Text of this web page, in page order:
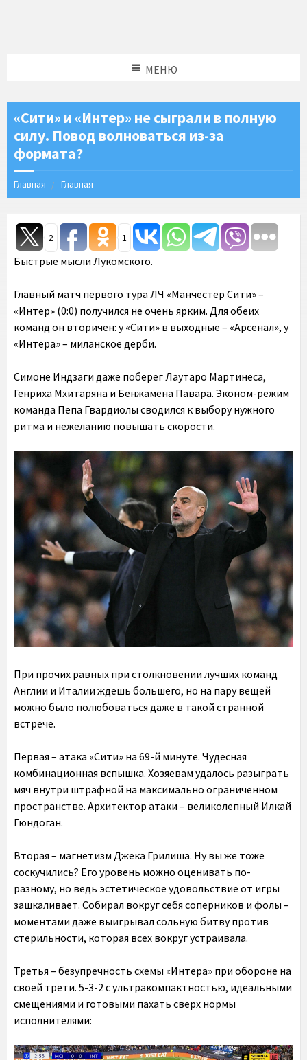
МЕНЮ
«Сити» и «Интер» не сыграли в полную
силу. Повод волноваться из-за
формата?
Главная Главная
2 1
Быстрые мысли Лукомского.
Главный матч первого тура ЛЧ «Манчестер Сити» –
«Интер» (0:0) получился не очень ярким. Для обеих
команд он вторичен: у «Сити» в выходные – «Арсенал», у
«Интера» – миланское дерби.
Симоне Индзаги даже поберег Лаутаро Мартинеса,
Генриха Мхитаряна и Бенжамена Павара. Эконом-режим
команда Пепа Гвардиолы сводился к выбору нужного
ритма и нежеланию повышать скорости.
При прочих равных при столкновении лучших команд
Англии и Италии ждешь большего, но на пару вещей
можно было полюбоваться даже в такой странной
встрече.
Первая – атака «Сити» на 69-й минуте. Чудесная
комбинационная вспышка. Хозяевам удалось разыграть
мяч внутри штрафной на максимально ограниченном
пространстве. Архитектор атаки – великолепный Илкай
Гюндоган.
Вторая – магнетизм Джека Грилиша. Ну вы же тоже
соскучились? Его уровень можно оценивать по-
разному, но ведь эстетическое удовольствие от игры
зашкаливает. Собирал вокруг себя соперников и фолы –
моментами даже выигрывал сольную битву против
стерильности, которая всех вокруг устраивала.
Третья – безупречность схемы «Интера» при обороне на
своей трети. 5-3-2 с ультракомпактностью, идеальными
смещениями и готовыми пахать сверх нормы
исполнителями: